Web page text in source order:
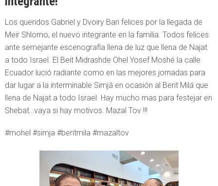
Los queridos Gabriel y Dvoiry Bari felices por la llegada de
Meir Shlomo, el nuevo integrante en la familia. Todos felices
ante semejante escenografía llena de luz que llena de Najat
a todo Israel. El Beit Midrashde Ohel Yosef Moshé la calle
Ecuador lució radiante como en las mejores jornadas para
dar lugar a la interminable Simjá en ocasión al Berit Milá que
llena de Najat a todo Israel. Hay mucho mas para festejar en
Shebat…vaya si hay motivos. Mazal Tov !!!
#mohel #simja #beritmila #mazaltov